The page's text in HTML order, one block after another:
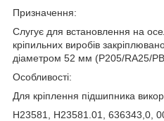
Призначення:
Слугує для встановлення на
кріпильних виробів
діаметром 52 мм (P205/RA25/
Особливості:
Для кріплення підшипника
H23581, H23581.01, 636343,0,